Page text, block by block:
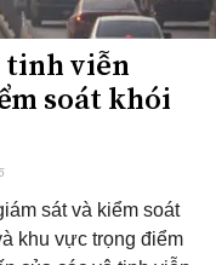
tinh viễn
soát khói
sát và kiểm soát
khu vực trọng điểm